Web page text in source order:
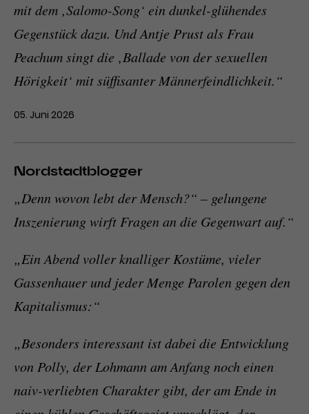
mit dem ‚Salomo-Song‘ ein dunkel-glühendes
Gegenstück dazu. Und Antje Prust als Frau
Peachum singt die ‚Ballade von der sexuellen
Hörigkeit‘ mit süffisanter Männerfeindlichkeit.“
05. Juni 2026
Nordstadtblogger
„Denn wovon lebt der Mensch?“ – gelungene
Inszenierung wirft Fragen an die Gegenwart auf.“
„Ein Abend voller knalliger Kostüme, vieler
Gassenhauer und jeder Menge Parolen gegen den
Kapitalismus:“
„Besonders interessant ist dabei die Entwicklung
von Polly, der Lohmann am Anfang noch einen
naiv-verliebten Charakter gibt, der am Ende in